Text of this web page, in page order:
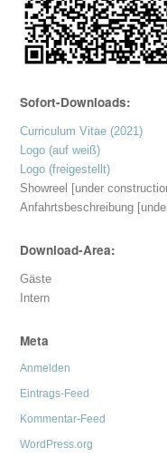
Sofort-Downloads:
Curriculum Vitae (2021)
Logo (auf weiß)
Logo (freigestellt)
Showreel [under
Anfahrtsbeschreibung
Download-Area:
Gäste
Intern
Meta
Anmelden
Eintrags-Feed
Kommentar-Feed
WordPress.org